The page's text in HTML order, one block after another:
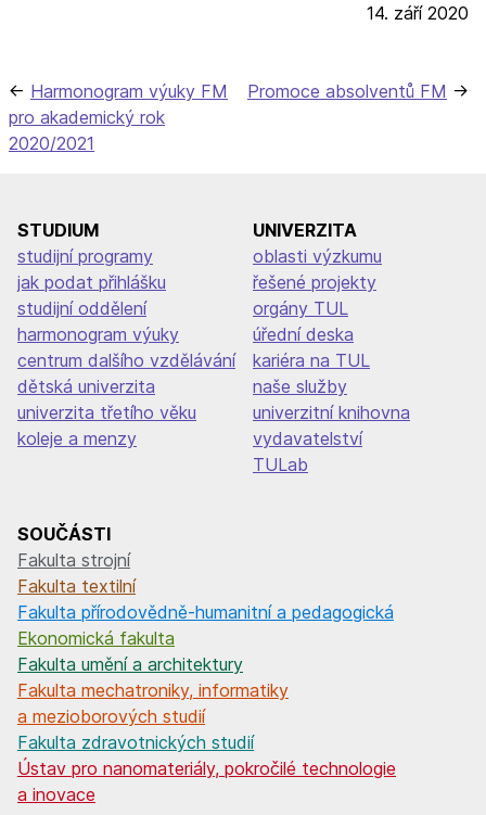
14. září 2020
Navigace
pro
Harmonogram výuky FM
pro akademický rok
2020/2021
Promoce absolventů FM
STUDIUM
studijní programy
jak podat přihlášku
studijní oddělení
harmonogram výuky
centrum dalšího vzdělávání
dětská univerzita
univerzita třetího věku
koleje a menzy
UNIVERZITA
oblasti výzkumu
řešené projekty
orgány TUL
úřední deska
kariéra na TUL
naše služby
univerzitní knihovna
vydavatelství
TULab
SOUČÁSTI
Fakulta strojní
Fakulta textilní
Fakulta přírodovědně-humanitní a pedagogická
Ekonomická fakulta
Fakulta umění a architektury
Fakulta mechatroniky, informatiky
a mezioborových studií
Fakulta zdravotnických studií
Ústav pro nanomateriály, pokročilé technologie
a inovace